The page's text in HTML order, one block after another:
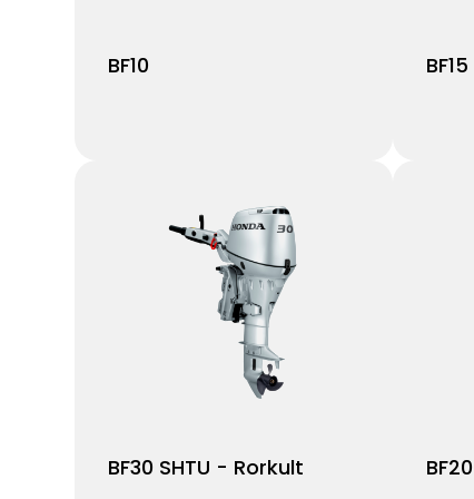
BF10 BF15
BF30 SHTU - Rorkult BF20